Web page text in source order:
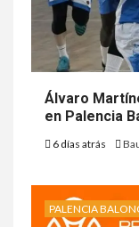
Álvaro
en Palencia
6 días atrás
PALENCIA